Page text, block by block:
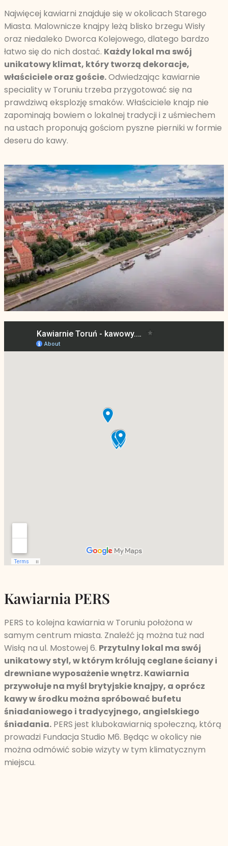
Najwięcej kawiarni znajduje się w okolicach Starego
Miasta. Malownicze knajpy leżą blisko brzegu Wisły
oraz niedaleko Dworca Kolejowego, dlatego bardzo
łatwo się do nich dostać. Każdy lokal ma swój
unikatowy klimat, który tworzą dekoracje,
właściciele oraz goście.Odwiedzając kawiarnie
speciality w Toruniu trzeba przygotować się na
prawdziwą eksplozję smaków. Właściciele knajp nie
zapominają bowiem o lokalnej tradycji i z uśmiechem
na ustach proponują gościom pyszne pierniki w formie
deseru do kawy.
Kawiarnia PERS
PERS to kolejna kawiarnia w Toruniu położona w
samym centrum miasta. Znaleźć ją można tuż nad
Wisłą na ul. Mostowej 6. Przytulny lokal ma swój
unikatowy styl, w którym królują ceglane ściany i
drewniane wyposażenie wnętrz. Kawiarnia
przywołuje na myśl brytyjskie knajpy, a oprócz
kawy w środku można spróbować bufetu
śniadaniowego i tradycyjnego, angielskiego
śniadania. PERS jest klubokawiarnią społeczną, którą
prowadzi Fundacja Studio M6. Będąc w okolicy nie
można odmówić sobie wizyty w tym klimatycznym
miejscu.